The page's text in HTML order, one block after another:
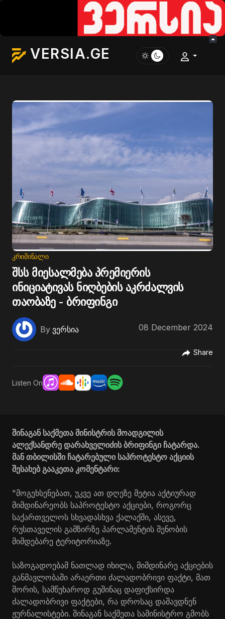
VERSIA.GE
ᲙᲠᲘᲛᲘᲜᲐᲚᲘ
შსს მიესალმება პრემიერის
ინიციატივას ნიღბების აკრძალვის
თაობაზე - ბრიფინგი
By ვერსია 08 December 2024
Share
Listen On
შინაგან საქმეთა მინისტრის მოადგილის
ალექსანდრე დარახველიძის ბრიფინგი ჩატარდა.
მან თბილისში ჩატარებული საპროტესტო აქციის
შესახებ გააკეთა კომენტარი:
"მოგეხსენებათ, უკვე ათ დღეზე მეტია აქტიურად
მიმდინარეობს საპროტესტო აქციები, როგორც
საქართველოს სხვადასხვა ქალაქში, ასევე,
რუსთაველის გამზირზე პარლამენტის შენობის
მიმდებარე ტერიტორიაზე.
საზოგადოებამ ნათლად იხილა, მიმდინარე აქციების
განმავლობაში არაერთი ძალადობრივი ფაქტი, მათ
შორის, სამწუხაროდ გუშინაც დაფიქსირდა
ძალადობრივი ფაქტები, რა დროსაც დაშავდნენ
ჟურნალისტები. შინაგან საქმეთა სამინისტრო გმობს